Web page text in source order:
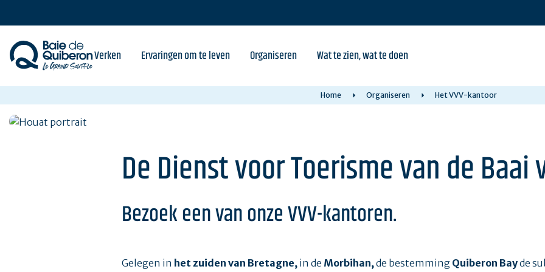
content
Verken Ervaringen om te leven Organiseren Wat te zien, wat te doen
Home Organiseren Het VVV-kantoor
De Dienst voor Toerisme van de Baai
Bezoek een van onze VVV-kantoren.
Gelegen in het zuiden van Bretagne, in de Morbihan, de bestemming Quiberon Bayde